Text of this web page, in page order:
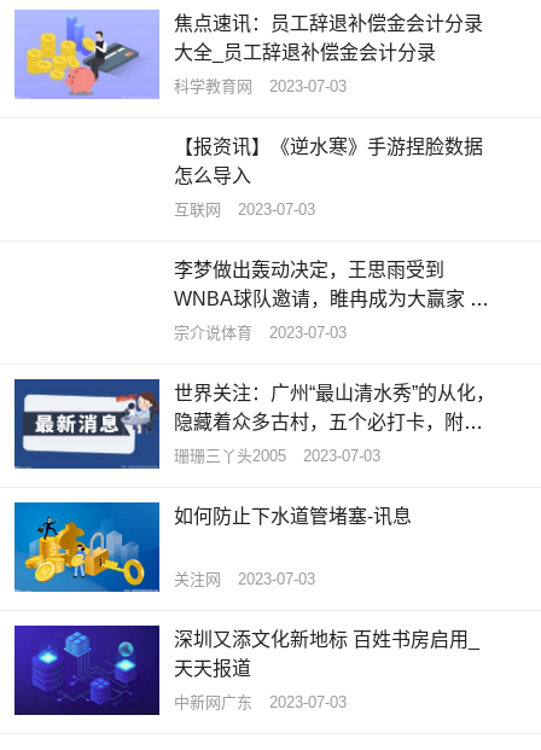
焦点速讯：员工辞退补偿金会计分录
大全_员工辞退补偿金会计分录
科学教育网 2023-07-03
【报资讯】《逆水寒》手游捏脸数据
怎么导入
互联网 2023-07-03
李梦做出轰动决定，王思雨受到
WNBA球队邀请，睢冉成为大赢家 天
天资讯
宗介说体育 2023-07-03
世界关注：广州“最山清水秀”的从化，
隐藏着众多古村，五个必打卡，附攻
略
珊珊三丫头2005 2023-07-03
如何防止下水道管堵塞-讯息
关注网 2023-07-03
深圳又添文化新地标 百姓书房启用_
天天报道
中新网广东 2023-07-03